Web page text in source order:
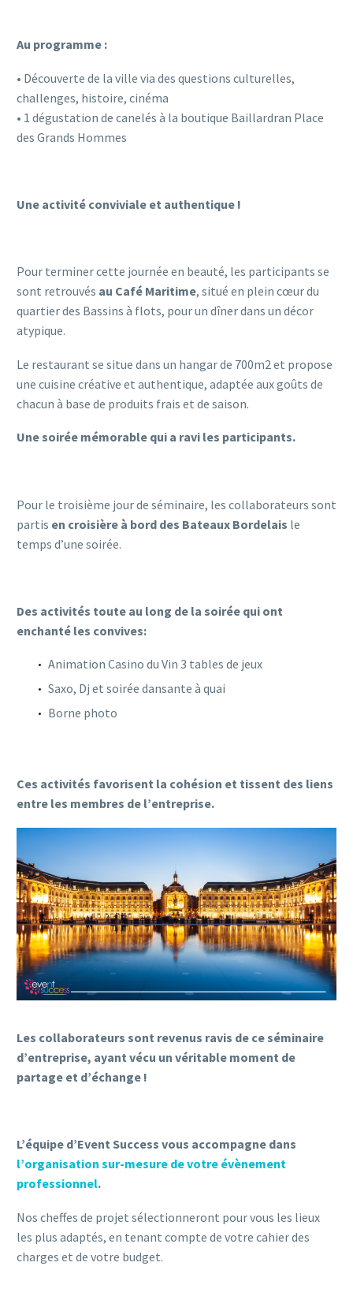
Au programme :
• Découverte de la ville via des questions culturelles,
challenges, histoire, cinéma
• 1 dégustation de canelés à la boutique Baillardran Place
des Grands Hommes
Une activité conviviale et authentique !
Pour terminer cette journée en beauté, les participants se
sont retrouvés au Café Maritime, situé en plein cœur du
quartier des Bassins à flots, pour un dîner dans un décor
atypique.
Le restaurant se situe dans un hangar de 700m2 et propose
une cuisine créative et authentique, adaptée aux goûts de
chacun à base de produits frais et de saison.
Une soirée mémorable qui a ravi les participants.
Pour le troisième jour de séminaire, les collaborateurs sont
partis en croisière à bord des Bateaux Bordelais le
temps d’une soirée.
Des activités toute au long de la soirée qui ont
enchanté les convives:
Animation Casino du Vin 3 tables de jeux
Saxo, Dj et soirée dansante à quai
Borne photo
Ces activités favorisent la cohésion et tissent des liens
entre les membres de l’entreprise.
Les collaborateurs sont revenus ravis de ce séminaire
d’entreprise, ayant vécu un véritable moment de
partage et d’échange !
L’équipe d’Event Success vous accompagne dans
l’organisation sur-mesure de votre évènement
professionnel.
Nos cheffes de projet sélectionneront pour vous les lieux
les plus adaptés, en tenant compte de votre cahier des
charges et de votre budget.